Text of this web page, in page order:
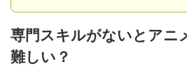
専門スキルがないとアニ
難しい？